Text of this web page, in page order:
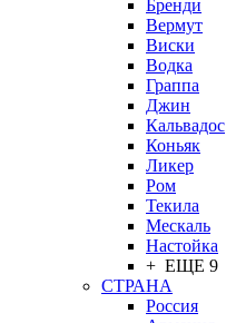
Бренди
Вермут
Виски
Водка
Граппа
Джин
Кальвадос
Коньяк
Ликер
Ром
Текила
Мескаль
Настойка
+ ЕЩЕ 9
СТРАНА
Россия